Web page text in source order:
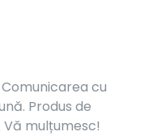
cu
Produs de
mulțumesc!